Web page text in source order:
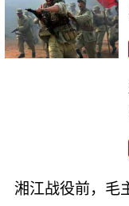
湘江战役前，毛